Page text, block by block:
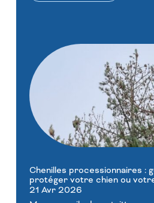
Chenilles processionnaires :
protéger votre chien ou
21 Avr 2026